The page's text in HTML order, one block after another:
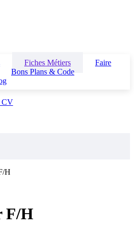
Fiches Métiers
Faire
Bons Plans & Code
CV
F/H